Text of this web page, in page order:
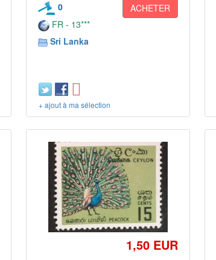
0
ACHETER
FR - 13***
Sri Lanka
+ ajout à ma sélection
1,50 EUR